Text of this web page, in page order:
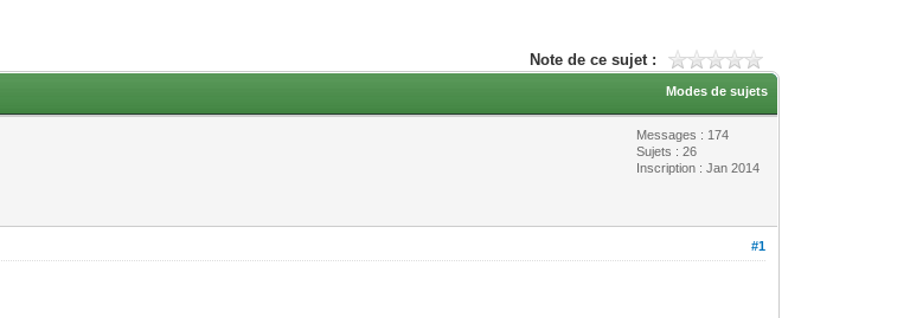
Note de ce sujet :
Modes de sujets
Messages : 174
Sujets : 26
Inscription : Jan 2014
#1